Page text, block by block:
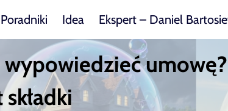
Poradniki Idea Ekspert – Daniel
wypowiedzieć